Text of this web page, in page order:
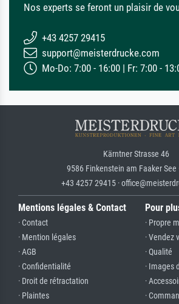
Nos experts se feront un plaisir de
+43 4257 29415
support@meisterdrucke.com
Mo-Do: 7:00 - 16:00 | Fr: 7:00 -
Kärntner Strasse 46
9586 Finkenstein am Faaker See
+43 4257 29415 ·
Mentions légales & Contact
· Contact
· Mention légales
· AGB
· Confidentialité
· Droit de rétractation
· Plaintes
Pour
· Propre
· Vendez
· Qualité
· Images
·
·